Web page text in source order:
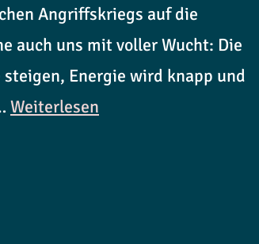
Angriffskriegs auf die
auch uns mit voller Wucht: Die
steigen, Energie wird knapp und
Weiterlesen